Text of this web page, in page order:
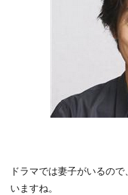
ドラマでは妻子がいるの
いますね。